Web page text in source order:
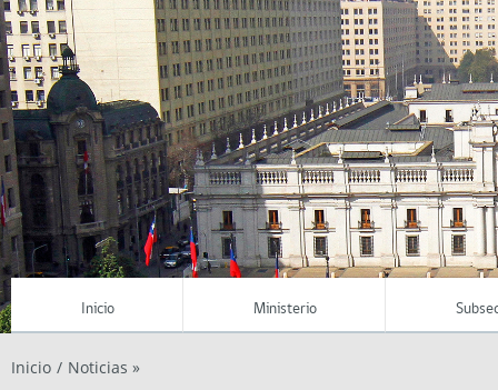
Inicio Ministerio
Inicio / Noticias »